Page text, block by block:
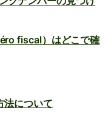
fiscal）はどこで確
法について